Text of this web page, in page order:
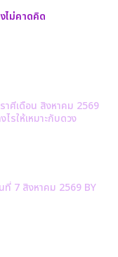
ไม่คาดคิด
าศีเดือน สิงหาคม 2569
ไรให้เหมาะกับดวง
ที่ 7 สิงหาคม 2569 BY